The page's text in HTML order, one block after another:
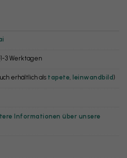
1-3 Werktagen
erhältlich als tapete leinwandbild)
Informationen über unsere